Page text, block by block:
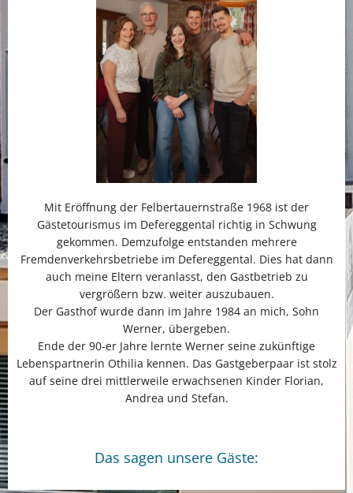
Mit Eröffnung der Felbertauernstraße 1968 ist der
Gästetourismus im Defereggental richtig in Schwung
gekommen. Demzufolge entstanden mehrere
Fremdenverkehrsbetriebe im Defereggental. Dies hat dann
auch meine Eltern veranlasst, den Gastbetrieb zu
vergrößern bzw. weiter auszubauen.
Der Gasthof wurde dann im Jahre 1984 an mich, Sohn
Werner, übergeben.
Ende der 90-er Jahre lernte Werner seine zukünftige
Lebenspartnerin Othilia kennen. Das Gastgeberpaar ist stolz
auf seine drei mittlerweile erwachsenen Kinder Florian,
Andrea und Stefan.
Das sagen unsere Gäste: